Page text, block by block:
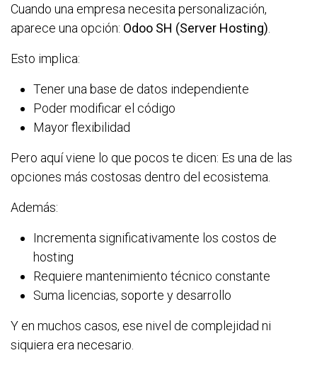
Cuando una empresa necesita personalización,
aparece una opción: Odoo SH (Server Hosting)
Esto implica:
Tener una base de datos independiente
Poder modificar el código
Mayor flexibilidad
Pero aquí viene lo que pocos te dicen: Es una de las
opciones más costosas dentro del ecosistema.
Además:
Incrementa significativamente los costos de
hosting
Requiere mantenimiento técnico constante
Suma licencias, soporte y desarrollo
Y en muchos casos, ese nivel de complejidad ni
siquiera era necesario.